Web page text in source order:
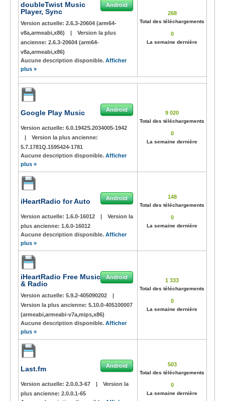
doubleTwist Music
Player, Sync
Android
Version actuelle: 2.6.3-20604 (arm64-
v8a,armeabi,x86)
|
Version la plus
ancienne: 2.6.3-20604 (arm64-
v8a,armeabi,x86)
Aucune description disponible. Afficher
plus »
268
Total des téléchargements
0
La semaine dernière
Google Play Music Android
Version actuelle: 6.0.1942S.2034005-1942
|
Version la plus ancienne:
5.7.1781Q.1595424-1781
Aucune description disponible. Afficher
plus »
9 020
Total des téléchargements
0
La semaine dernière
iHeartRadio for Auto Android
Version actuelle: 1.6.0-16012 |
Version la
plus ancienne: 1.6.0-16012
Aucune description disponible. Afficher
plus »
148
Total des téléchargements
0
La semaine dernière
iHeartRadio Free Music
& Radio
Android
Version actuelle: 5.9.2-405090202
|
Version la plus ancienne: 5.10.0-405100007
(armeabi,armeabi-v7a,mips,x86)
Aucune description disponible. Afficher
plus »
1 333
Total des téléchargements
0
La semaine dernière
Last.fm Android
Version actuelle: 2.0.0.3-67 |
Version la
plus ancienne: 2.0.0.1-65
503
Total des téléchargements
0
La semaine dernière